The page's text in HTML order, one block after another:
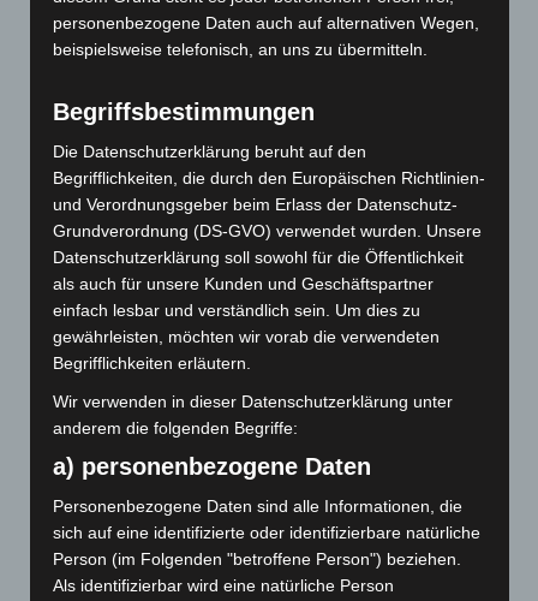
lassen.
die einen Menschen mit kegelförmigem Hinterkopf
(Weißer Clown), einer kugelrunden Nase (Roter Clown)
und kräftigen Kieferknochen (Schwarzer Clown) zeigt.
Der Clown ist kein Homo Sapiens sondern eher eine
Homo Inscitus (unverständig). Aus dieser Sicht fragt der
Vortragende noch einmal: „Sind wir alle Clowns?“ Und
bejaht dies, unter der Voraussetzung, dass wir erkennen,
dass wir es alle einmal waren. Und: „Nicht der Clown ist
der Doofe, sondern der Mensch.“
Damit kommt Herr Weihe zum Schluss seines Vortrags.
Er verwendet dazu die „kinetische Signatur“ des Clowns,
das Stolpern. Menschen stolpern und sie stolpern unter
anderem deshalb, weil sie in zwei Arten von Tempo
unterwegs sind. Das Tempo des technischen
personenbezogene Daten auch auf alternativen Wegen,
beispielsweise telefonisch, an uns zu übermitteln.
Begriffsbestimmungen
Die Datenschutzerklärung beruht auf den
Begrifflichkeiten, die durch den Europäischen Richtlinien-
und Verordnungsgeber beim Erlass der Datenschutz-
Grundverordnung (DS-GVO) verwendet wurden. Unsere
Datenschutzerklärung soll sowohl für die Öffentlichkeit
als auch für unsere Kunden und Geschäftspartner
einfach lesbar und verständlich sein. Um dies zu
gewährleisten, möchten wir vorab die verwendeten
Begrifflichkeiten erläutern.
Wir verwenden in dieser Datenschutzerklärung unter
anderem die folgenden Begriffe:
a) personenbezogene Daten
Personenbezogene Daten sind alle Informationen, die
sich auf eine identifizierte oder identifizierbare natürliche
Person (im Folgenden "betroffene Person") beziehen.
Als identifizierbar wird eine natürliche Person